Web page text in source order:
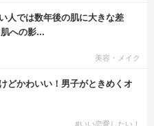
人では数年後の肌に大きな差
への影...
美容・メイク
どかわいい！男子がときめくオ
#いい恋愛したい！